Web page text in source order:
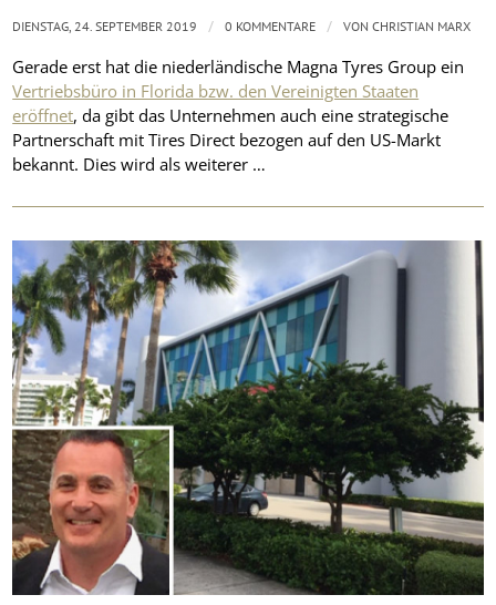
Gerade erst hat die niederländische Magna Tyres Group ein
Vertriebsbüro in Florida bzw. den Vereinigten Staaten
eröffnet, da gibt das Unternehmen auch eine strategische
Partnerschaft mit Tires Direct bezogen auf den US-Markt
bekannt. Dies wird als weiterer …
DIENSTAG, 24. SEPTEMBER 2019 / 0 KOMMENTARE / VONCHRISTIAN MARX